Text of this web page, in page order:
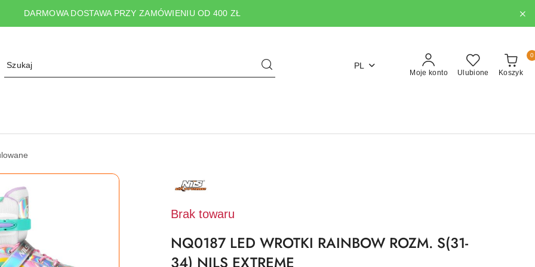
DARMOWA DOSTAWA PRZY ZAMÓWIENIU OD 400 ZŁ
PL
Moje konto Ulubione Koszyk
0
PRODUCENTA:
NILS
Brak towaru
NQ0187 LED WROTKI RAINBOW ROZM. S(31-
34) NILS EXTREME